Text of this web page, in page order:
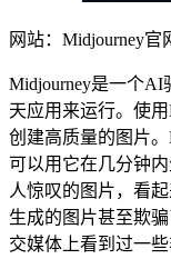
网站：Midjourney官
Midjourney是一个AI
天应用来运行。使
创建高质量的图片
可以用它在几分钟
人惊叹的图片，看
生成的图片甚至欺
交媒体上看到过一